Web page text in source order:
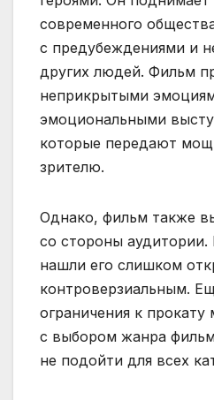
современного
с предубеждениями и
других людей. Фильм
неприкрытыми
эмоциональными
которые передают
зрителю.
Однако, фильм также
со стороны
нашли его слишком
контроверзиальным.
ограничения к
с выбором жанра
не подойти для всех